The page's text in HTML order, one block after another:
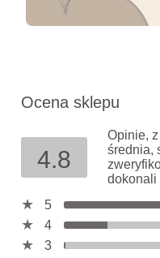
Ocena sklepu
4.8
Opinie,
średnia,
dokonali
5
4
3